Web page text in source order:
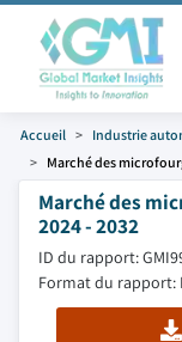
Accueil Industrie
Marché des
Marché des
2024 - 2032
ID du rapport:
Format du rapport: